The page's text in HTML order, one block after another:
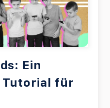
Ein
Tutorial für